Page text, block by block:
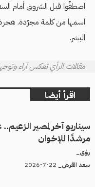
اصطفّوا قبل الشروق أمام
اسمها من كلمة مجرّدة. هجرة
البشر.
مقالات الرأي تعكس آراء
اقرأ أيضا
سيناريو آخر لمصير الزعيم..
مرشدًا للإخوان
رؤى_
سعد القرش_